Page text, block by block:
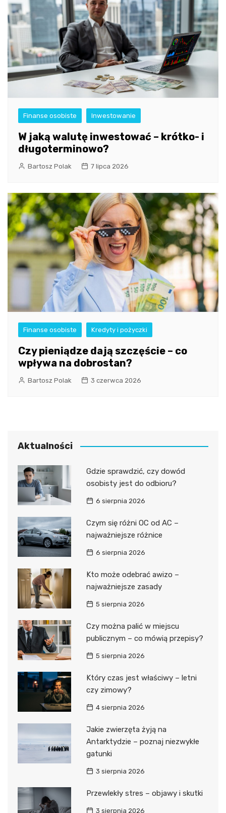
Finanse osobiste Inwestowanie
W jaką walutę inwestować – krótko- i
długoterminowo?
Bartosz Polak 7 lipca 2026
Finanse osobiste Kredyty i pożyczki
Czy pieniądze dają szczęście – co
wpływa na dobrostan?
Bartosz Polak 3 czerwca 2026
Aktualności
Gdzie sprawdzić, czy dowód
osobisty jest do odbioru?
6 sierpnia 2026
Czym się różni OC od AC –
najważniejsze różnice
6 sierpnia 2026
Kto może odebrać awizo –
najważniejsze zasady
5 sierpnia 2026
Czy można palić w miejscu
publicznym – co mówią przepisy?
5 sierpnia 2026
Który czas jest właściwy – letni
czy zimowy?
4 sierpnia 2026
Jakie zwierzęta żyją na
Antarktydzie – poznaj niezwykłe
gatunki
3 sierpnia 2026
Przewlekły stres – objawy i skutki
3 sierpnia 2026